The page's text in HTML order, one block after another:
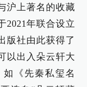
沪上著名的收藏
2021年联合设立
版社由此获得了
以出入朵云轩大
《先秦私玺名